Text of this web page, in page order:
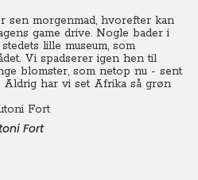
sen morgenmad, hvorefter kan
game drive. Nogle bader i
lille museum, som
Vi spadserer igen hen til
blomster, som netop nu - sent
har vi set Afrika så grøn
Fort